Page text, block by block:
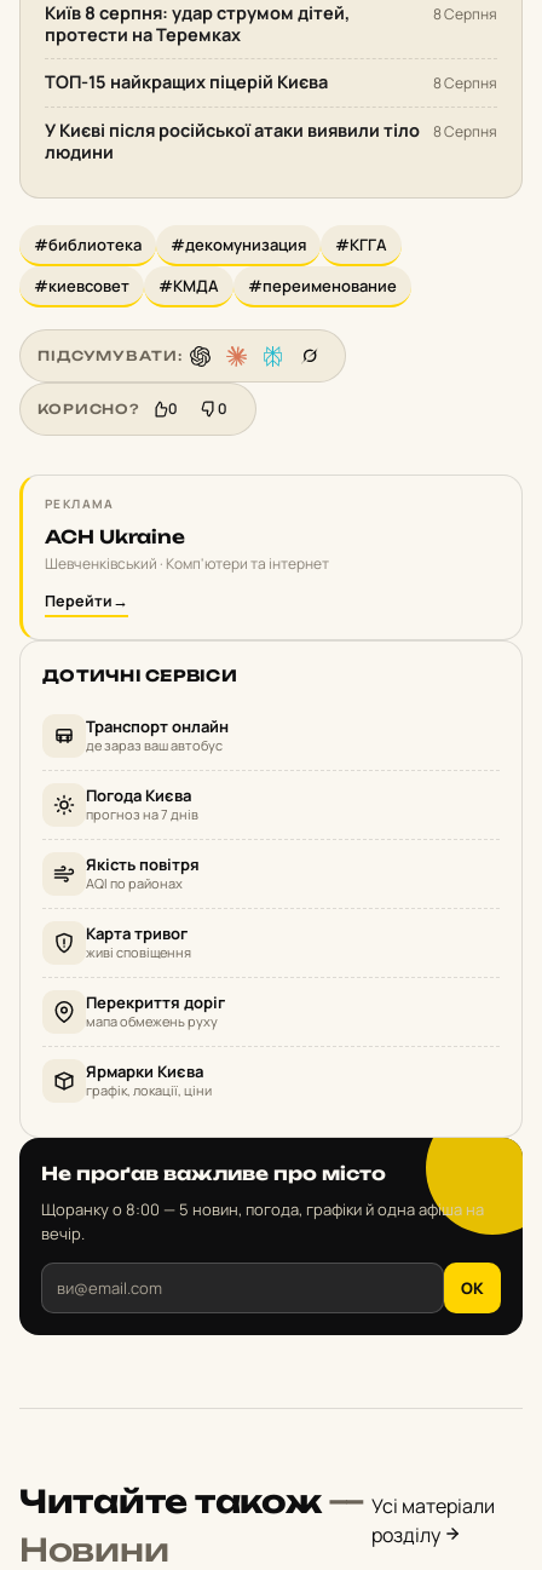
Київ 8 серпня: удар струмом дітей,
протести на Теремках
8 Серпня
ТОП-15 найкращих піцерій Києва 8 Серпня
У Києві після російської атаки виявили тіло
людини
8 Серпня
#библиотека #декомунизация
#КГГА
#киевсовет
#КМДА #переименование
ПІДСУМУВАТИ:
КОРИСНО? 0 0
РЕКЛАМА
ACH Ukraine
Шевченківський · Комп'ютери та інтернет
Перейти→
ДОТИЧНІ СЕРВІСИ
Транспорт онлайн
де зараз ваш автобус
Погода Києва
прогноз на 7 днів
Якість повітря
AQI по районах
Карта тривог
живі сповіщення
Перекриття доріг
мапа обмежень руху
Ярмарки Києва
графік, локації, ціни
Не проґав важливе про місто
Щоранку о 8:00 — 5 новин, погода, графіки й одна афіша на
вечір.
OK
Читайте також—
Новини
Усі матеріали
розділу